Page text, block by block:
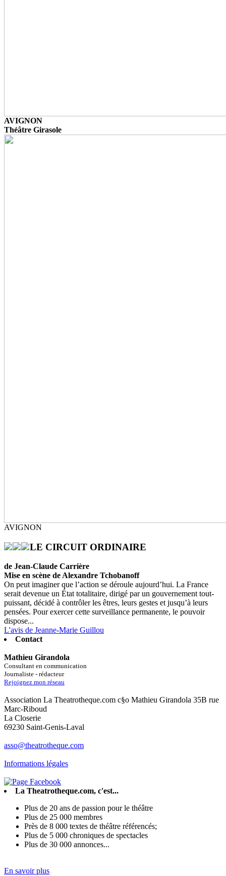
AVIGNON
Théâtre Girasole
AVIGNON
LE CIRCUIT ORDINAIRE
de Jean-Claude Carrière
Mise en scène de Alexandre Tchobanoff
On peut imaginer que l’action se déroule aujourd’hui. La France
serait devenue un État totalitaire, dirigé par un gouvernement tout-
puissant, décidé à contrôler les êtres, leurs gestes et jusqu’à leurs
pensées. Pour exercer cette surveillance permanente, le pouvoir
dispose...
L'avis de Jeanne-Marie Guillou
Contact
Mathieu Girandola
Consultant en communication
Journaliste - rédacteur
Rejoignez mon réseau
Association La Theatrotheque.com c§o Mathieu Girandola 35B rue
Marc-Riboud
La Closerie
69230 Saint-Genis-Laval
asso@theatrotheque.com
Informations légales
La Theatrotheque.com, c'est...
Plus de 20 ans de passion pour le théâtre
Plus de 25 000 membres
Près de 8 000 textes de théâtre référencés;
Plus de 5 000 chroniques de spectacles
Plus de 30 000 annonces...
En savoir plus